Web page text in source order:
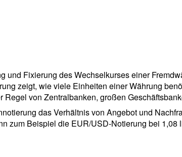
und Fixierung des Wechselkurses einer
zeigt, wie viele Einheiten einer Währung
von Zentralbanken, großen
das Verhältnis von Angebot und
zum Beispiel die EUR/USD-Notierung bei 1,08